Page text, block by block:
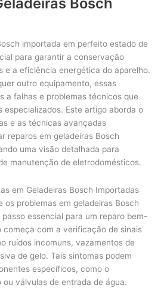
importada em perfeito estado de
para garantir a conservação
e a eficiência energética do aparelho.
outro equipamento, essas
a falhas e problemas técnicos que
especializados. Este artigo aborda o
e as técnicas avançadas
reparos em geladeiras Bosch
uma visão detalhada para
manutenção de eletrodomésticos.
em Geladeiras Bosch Importadas
problemas em geladeiras Bosch
essencial para um reparo bem-
começa com a verificação de sinais
ruídos incomuns, vazamentos de
de gelo. Tais sintomas podem
específicos, como o
válvulas de entrada de água.